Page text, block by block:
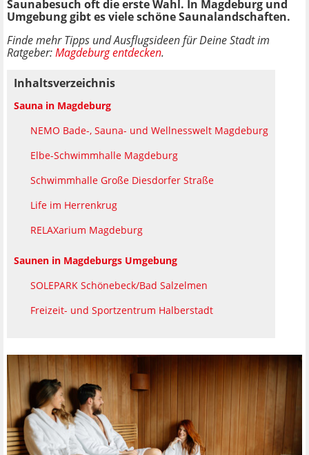
Saunabesuch oft die erste Wahl. In Magdeburg und
Umgebung gibt es viele schöne Saunalandschaften.
Finde mehr Tipps und Ausflugsideen für Deine Stadt im
Ratgeber:Magdeburg entdecken.
Inhaltsverzeichnis
Sauna in Magdeburg
NEMO Bade-, Sauna- und Wellnesswelt Magdeburg
Elbe-Schwimmhalle Magdeburg
Schwimmhalle Große Diesdorfer Straße
Life im Herrenkrug
RELAXarium Magdeburg
Saunen in Magdeburgs Umgebung
SOLEPARK Schönebeck/Bad Salzelmen
Freizeit- und Sportzentrum Halberstadt